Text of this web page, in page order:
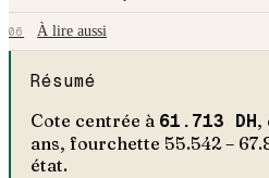
06 À lire aussi
Résumé
Cote centrée à 61.713 DH,
ans, fourchette 55.542–
état.